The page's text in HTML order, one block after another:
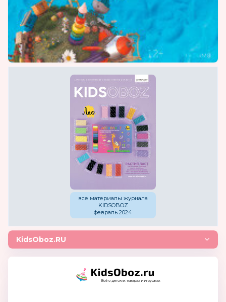
все материалы журнала
KIDSOBOZ
февраль 2024
KidsOboz.RU
Всё о детских товарах и игрушках